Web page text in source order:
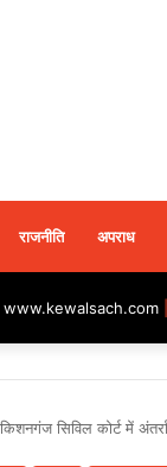
राजनीति अपराध
www.kewalsach.com
किशनगंज सिविल कोर्ट में